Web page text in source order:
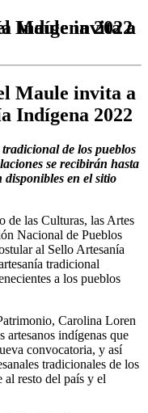
Sello Artesanía Indígena 2022
Maule invita a
Indígena 2022
de los pueblos
se recibirán hasta
disponibles en el sitio
de las Culturas, las Artes
Nacional de Pueblos
al Sello Artesanía
tradicional
a los pueblos
Carolina Loren
artesanos indígenas que
convocatoria, y así
tradicionales de los
al resto del país y el